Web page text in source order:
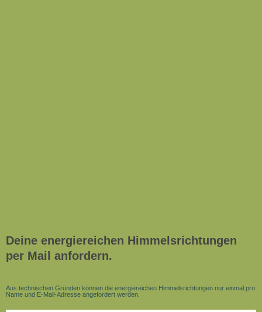
Deine energiereichen Himmelsrichtungen
per Mail anfordern.
Aus technischen Gründen können die energiereichen Himmelsrichtungen nur einmal pro
Name und E-Mail-Adresse angefordert werden.